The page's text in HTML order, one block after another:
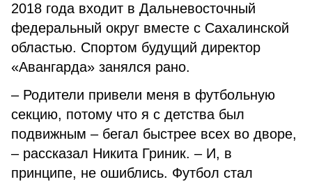
2018 года входит в Дальневосточный
федеральный округ вместе с Сахалинской
областью. Спортом будущий директор
«Авангарда» занялся рано.
– Родители привели меня в футбольную
секцию, потому что я с детства был
подвижным – бегал быстрее всех во дворе,
– рассказал Никита Гриник. – И, в
принципе, не ошиблись. Футбол стал